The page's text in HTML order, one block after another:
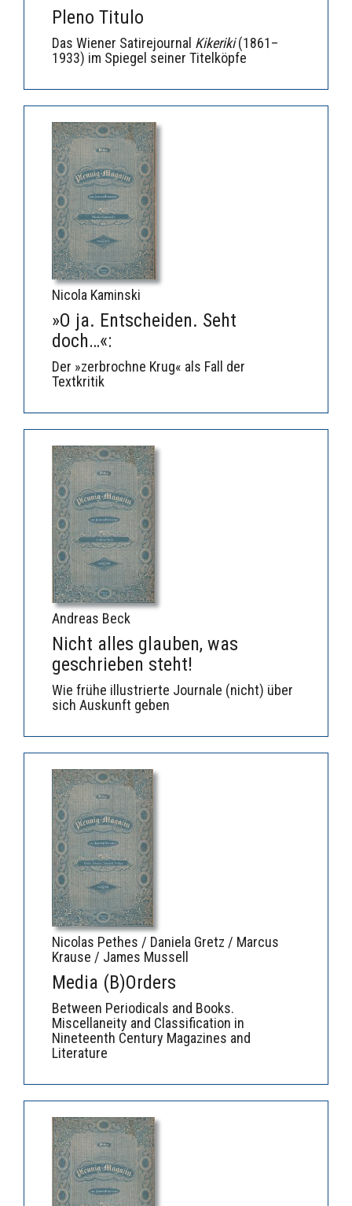
Pleno Titulo
Das Wiener Satirejournal Kikeriki(1861–
1933) im Spiegel seiner Titelköpfe
Nicola Kaminski
»O ja. Entscheiden. Seht
doch…«:
Der »zerbrochne Krug« als Fall der
Textkritik
Andreas Beck
Nicht alles glauben, was
geschrieben steht!
Wie frühe illustrierte Journale (nicht) über
sich Auskunft geben
Nicolas Pethes / Daniela Gretz / Marcus
Krause / James Mussell
Media (B)Orders
Between Periodicals and Books.
Miscellaneity and Classification in
Nineteenth Century Magazines and
Literature